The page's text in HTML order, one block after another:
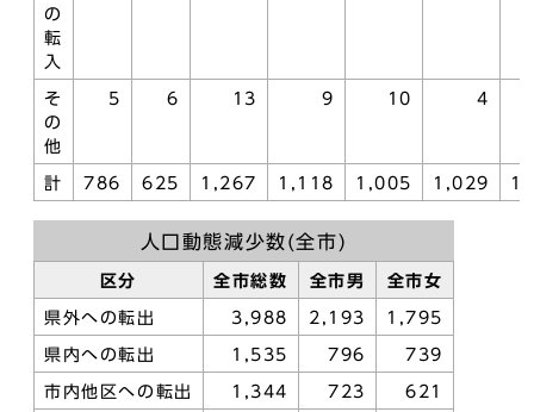
の
転
入
そ
の
他
5 6 13 9 10 4
計 786 625 1,267 1,118 1,005 1,029
人口動態減少数(全市)
区分 全市総数 全市男 全市女
県外への転出 3,988 2,193 1,795
県内への転出 1,535 796 739
市内他区への転出 1,344 723 621